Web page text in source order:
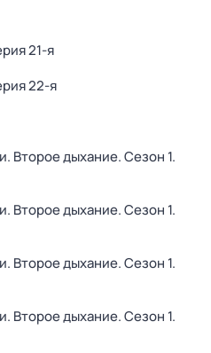
21-я
22-я
Второе дыхание. Сезон 1.
Второе дыхание. Сезон 1.
Второе дыхание. Сезон 1.
Второе дыхание. Сезон 1.